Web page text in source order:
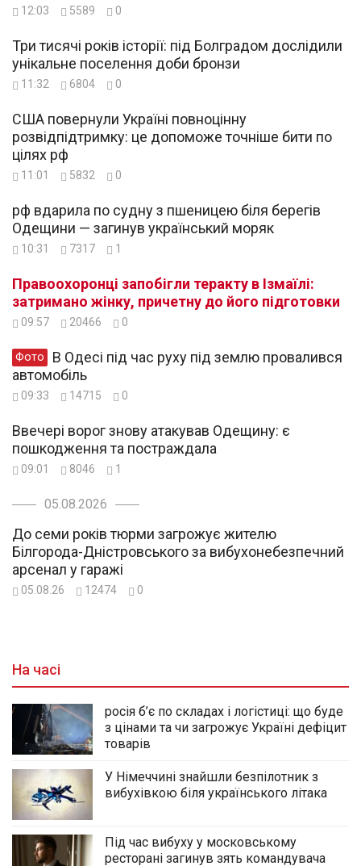
12:03 5589 0
Три тисячі років історії: під Болградом дослідили
унікальне поселення доби бронзи
11:32 6804 0
США повернули Україні повноцінну
розвідпідтримку: це допоможе точніше бити по
цілях рф
11:01 5832 0
рф вдарила по судну з пшеницею біля берегів
Одещини — загинув український моряк
10:31 7317 1
Правоохоронці запобігли теракту в Ізмаїлі:
затримано жінку, причетну до його підготовки
09:57 20466 0
Фото
автомобіль
09:33 14715 0
Ввечері ворог знову атакував Одещину: є
пошкодження та постраждала
09:01 8046 1
05.08.2026
До семи років тюрми загрожує жителю
Білгорода-Дністровського за вибухонебезпечний
арсенал у гаражі
05.08.26 12474 0
На часі
росія б’є по складах і логістиці: що буде
з цінами та чи загрожує Україні дефіцит
товарів
У Німеччині знайшли безпілотник з
вибухівкою біля українського літака
Під час вибуху у московському
ресторані загинув зять командувача